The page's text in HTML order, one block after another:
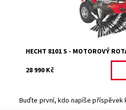
HECHT 8101 S - MOTOROVÝ
28 990 Kč
Buďte první, kdo napíše příspěvek